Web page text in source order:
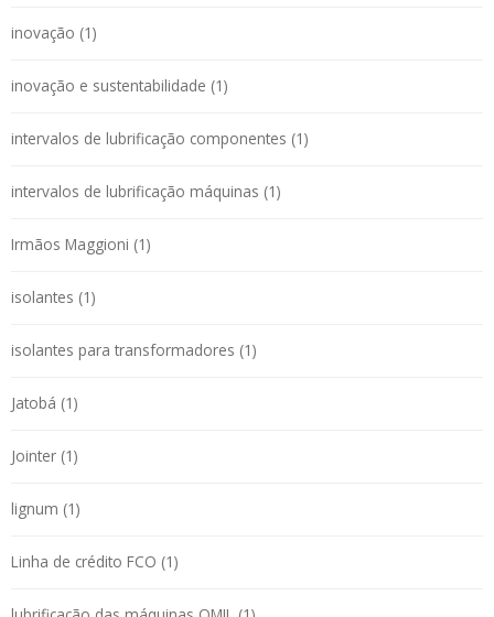
inovação (1)
inovação e sustentabilidade (1)
intervalos de lubrificação componentes (1)
intervalos de lubrificação máquinas (1)
Irmãos Maggioni (1)
isolantes (1)
isolantes para transformadores (1)
Jatobá (1)
Jointer (1)
lignum (1)
Linha de crédito FCO (1)